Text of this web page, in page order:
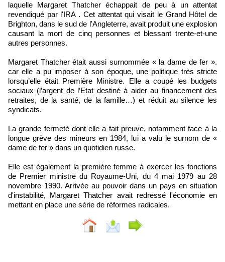
laquelle Margaret Thatcher échappait de peu à un attentat
revendiqué par l'IRA . Cet attentat qui visait le Grand Hôtel de
Brighton, dans le sud de l'Angleterre, avait produit une explosion
causant la mort de cinq personnes et blessant trente-et-une
autres personnes.
Margaret Thatcher était aussi surnommée « la dame de fer ».
car elle a pu imposer à son époque, une politique très stricte
lorsqu’elle était Première Ministre. Elle a coupé les budgets
sociaux (l’argent de l’Etat destiné à aider au financement des
retraites, de la santé, de la famille…) et réduit au silence les
syndicats.
La grande fermeté dont elle a fait preuve, notamment face à la
longue grève des mineurs en 1984, lui a valu le surnom de «
dame de fer » dans un quotidien russe.
Elle est également la première femme à exercer les fonctions
de Premier ministre du Royaume-Uni, du 4 mai 1979 au 28
novembre 1990. Arrivée au pouvoir dans un pays en situation
d'instabilité, Margaret Thatcher avait redressé l'économie en
mettant en place une série de réformes radicales.